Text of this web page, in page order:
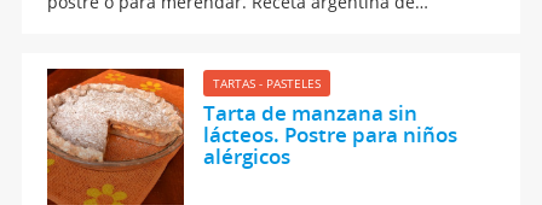
TARTAS - PASTELES
Tarta de manzana sin
lácteos. Postre para niños
alérgicos